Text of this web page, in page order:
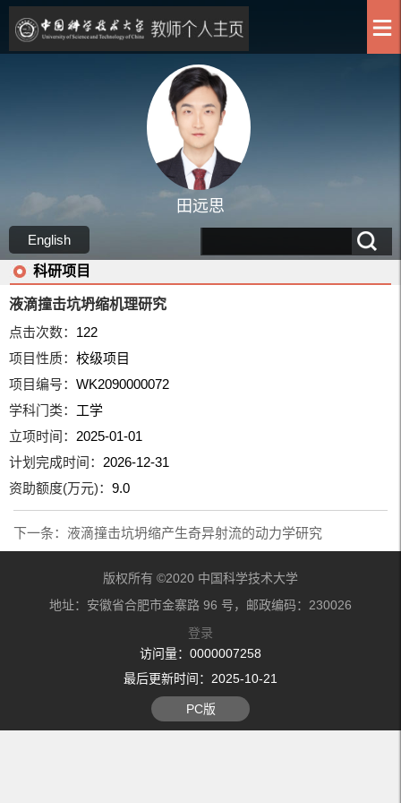
田远思
English
科研项目
液滴撞击坑坍缩机理研究
点击次数： 122
项目性质：校级项目
项目编号：WK2090000072
学科门类： 工学
立项时间： 2025-01-01
计划完成时间： 2026-12-31
资助额度(万元)：9.0
下一条： 液滴撞击坑坍缩产生奇异射流的动力学研究
版权所有 ©2020 中国科学技术大学
地址：安徽省合肥市金寨路 96 号，邮政编码：230026
登录
访问量： 0000007258
最后更新时间： 2025-10-21
PC版